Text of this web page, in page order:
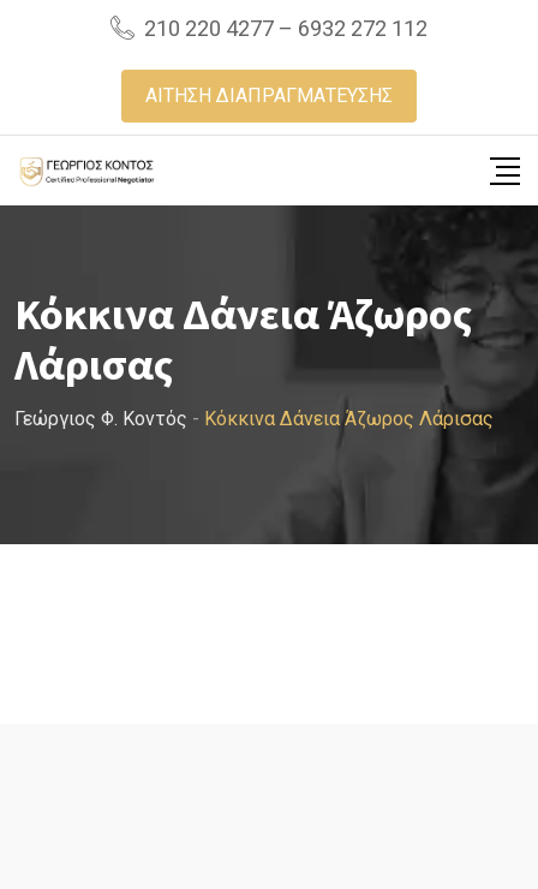
210 220 4277 – 6932 272 112
ΑΙΤΗΣΗ ΔΙΑΠΡΑΓΜΑΤΕΥΣΗΣ
Κόκκινα Δάνεια Άζωρος
Λάρισας
Γεώργιος Φ. Κοντός - Κόκκινα Δάνεια Άζωρος Λάρισας